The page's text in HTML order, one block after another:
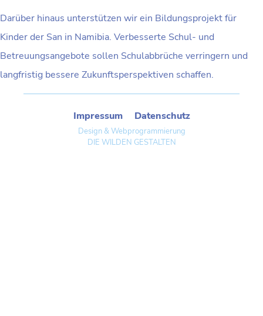
Darüber hinaus unterstützen wir ein Bildungsprojekt für
Kinder der San in Namibia. Verbesserte Schul- und
Betreuungsangebote sollen Schulabbrüche verringern und
langfristig bessere Zukunftsperspektiven schaffen.
Design & Webprogrammierung
DIE WILDEN GESTALTEN
Impressum Datenschutz